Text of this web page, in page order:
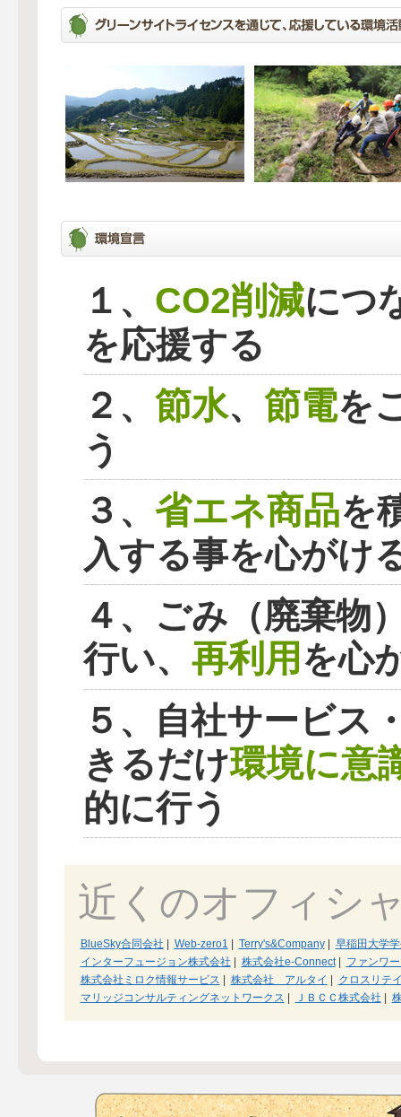
１、 CO2削減につ
を応援する
２、 節水、 節電を
う
３、 省エネ商品を
入する事を心がけ
４、ごみ（廃棄物
行い、 再利用を心
５、自社サービス
きるだけ環境に意
的に行う
近くのオフィシ
BlueSky合同会社 Web-zero1 Terry's&Company|
早稲田大学
インターフュージョン株式会社
株式会社e-Connect|
ファンワ
株式会社ミロク情報サービス
株式会社 アルタイ
クロスリテ
マリッジコンサルティングネットワークス
ＪＢＣＣ株式会社